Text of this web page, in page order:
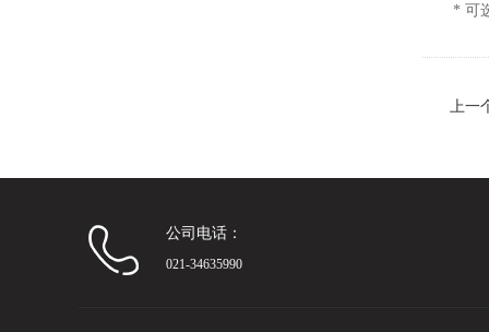
* 可
上一
公司电话：
021-34635990